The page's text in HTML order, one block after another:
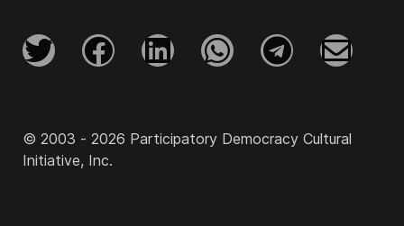
© 2003 - 2026 Participatory Democracy Cultural
Initiative, Inc.